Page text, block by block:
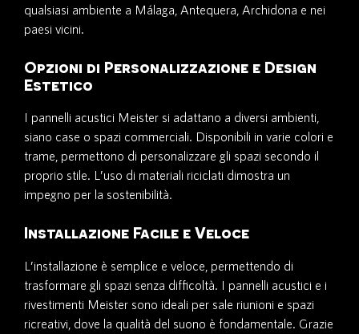
qualsiasi ambiente a Málaga, Antequera, Archidona e nei
paesi vicini.
Opzioni di Personalizzazione e Design
Estetico
I pannelli acustici Meister si adattano a diversi ambienti,
siano case o spazi commerciali. Disponibili in varie colori e
trame, permettono di personalizzare gli spazi secondo il
proprio stile. L’uso di materiali riciclati dimostra un
impegno per la sostenibilità.
Installazione Facile e Veloce
L’installazione è semplice e veloce, permettendo di
trasformare gli spazi senza difficoltà. I pannelli acustici e i
rivestimenti Meister sono ideali per sale riunioni e spazi
ricreativi, dove la qualità del suono è fondamentale. Grazie